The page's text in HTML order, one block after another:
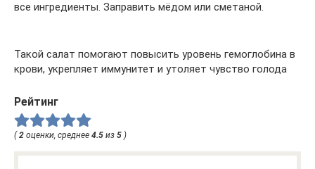
все ингредиенты. Заправить мёдом или сметаной.
Такой салат помогают повысить уровень гемоглобина в
крови, укрепляет иммунитет и утоляет чувство голода
Рейтинг
(2 оценки, среднее 4.5 из 5 )